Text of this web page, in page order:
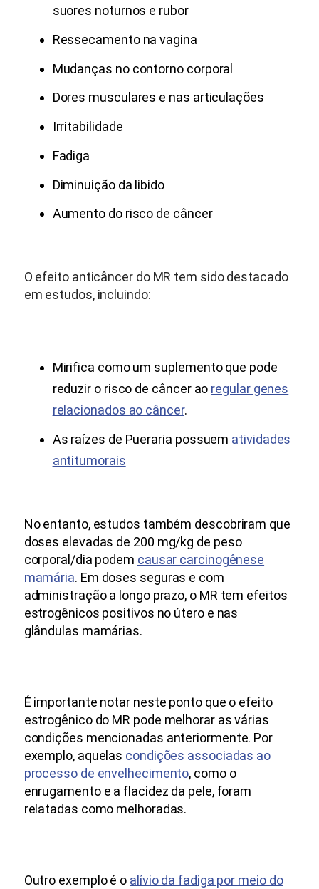
suores noturnos e rubor
Ressecamento na vagina
Mudanças no contorno corporal
Dores musculares e nas articulações
Irritabilidade
Fadiga
Diminuição da libido
Aumento do risco de câncer
O efeito anticâncer do MR tem sido destacado
em estudos, incluindo:
Mirifica como um suplemento que pode
reduzir o risco de câncer ao regular genes
relacionados ao câncer.
As raízes de Pueraria possuem atividades
antitumorais
No entanto, estudos também descobriram que
doses elevadas de 200 mg/kg de peso
corporal/dia podem causar carcinogênese
mamária. Em doses seguras e com
administração a longo prazo, o MR tem efeitos
estrogênicos positivos no útero e nas
glândulas mamárias.
É importante notar neste ponto que o efeito
estrogênico do MR pode melhorar as várias
condições mencionadas anteriormente. Por
exemplo, aquelas condições associadas ao
processo de envelhecimento, como o
enrugamento e a flacidez da pele, foram
relatadas como melhoradas.
Outro exemplo é o alívio da fadiga por meio do